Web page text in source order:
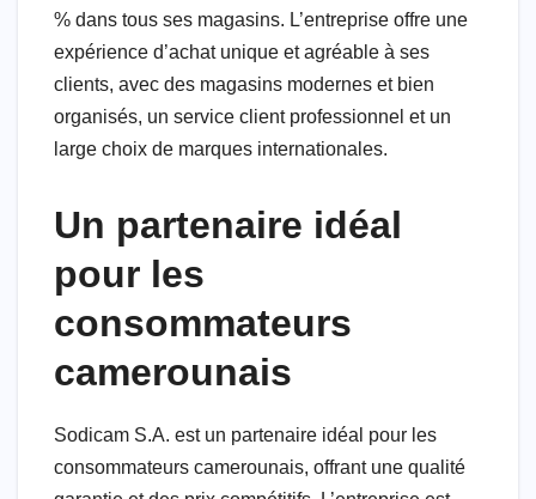
% dans tous ses magasins. L’entreprise offre une
expérience d’achat unique et agréable à ses
clients, avec des magasins modernes et bien
organisés, un service client professionnel et un
large choix de marques internationales.
Un partenaire idéal
pour les
consommateurs
camerounais
Sodicam S.A. est un partenaire idéal pour les
consommateurs camerounais, offrant une qualité